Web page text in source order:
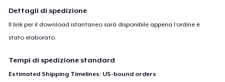
your video description credits section. Thank You! :)
Dettagli di spedizione
Il link per il download istantaneo sarà disponibile appena l’ordine è
stato elaborato.
Tempi di spedizione standard
Estimated Shipping Timelines: US-bound orders